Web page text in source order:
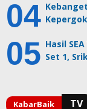
Hasil
Set 1,